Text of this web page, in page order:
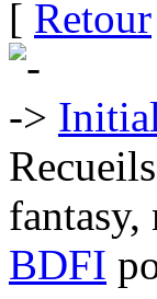
[ Retour
BDFI